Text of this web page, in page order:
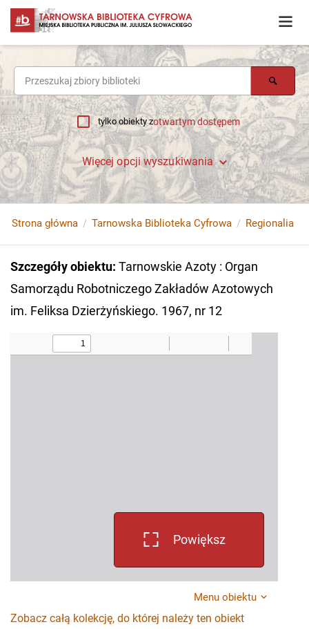
tylko obiekty zotwartym dostępem
Więcej opcji wyszukiwania
Strona główna Tarnowska Biblioteka Cyfrowa Regionalia
Szczegóły obiektu: Tarnowskie Azoty : Organ
Samorządu Robotniczego Zakładów Azotowych
im. Feliksa Dzierżyńskiego. 1967, nr 12
Powiększ
Menu obiektu
Zobacz całą kolekcję, do której należy ten obiekt